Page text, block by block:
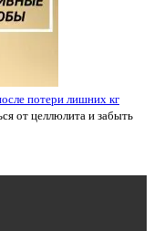
потери лишних кг
от целлюлита и забыть